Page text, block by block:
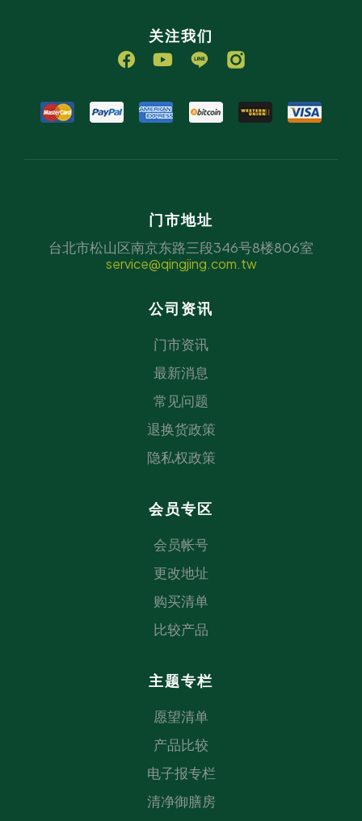
关注我们
门市地址
台北市松山区南京东路三段346号8楼806室
service@qingjing.com.tw
公司资讯
门市资讯
最新消息
常见问题
退换货政策
隐私权政策
会员专区
会员帐号
更改地址
购买清单
比较产品
主题专栏
愿望清单
产品比较
电子报专栏
清净御膳房